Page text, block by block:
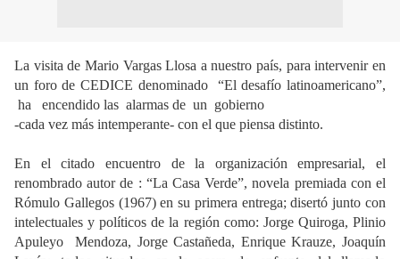
La visita de Mario Vargas Llosa a nuestro país, para intervenir en
un foro de CEDICE denominado
“El desafío latinoamericano”,
ha
encendido las alarmas de un gobierno
-cada vez más intemperante- con el que piensa distinto.
En el citado encuentro de la organización empresarial, el
renombrado autor de : “La Casa Verde”, novela premiada con el
Rómulo Gallegos (1967) en su primera entrega; disertó junto con
intelectuales y políticos de la región como: Jorge Quiroga, Plinio
Apuleyo
Mendoza, Jorge Castañeda, Enrique Krauze, Joaquín